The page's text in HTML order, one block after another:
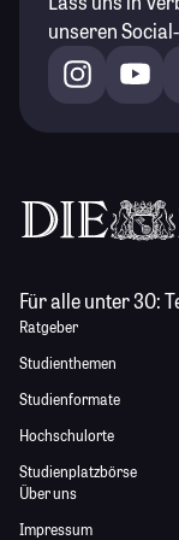
unseren
Für alle unter 30:
Ratgeber
Studienthemen
Studienformate
Hochschulorte
Studienplatzbörse
Über uns
Impressum